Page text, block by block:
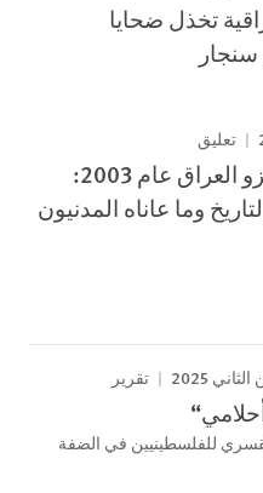
تخذل ضحايا
تعليق
تأملات في غزو العراق عام 2003:
وما عاناه المدنيون
تقرير
للفلسطينيين في الضفة